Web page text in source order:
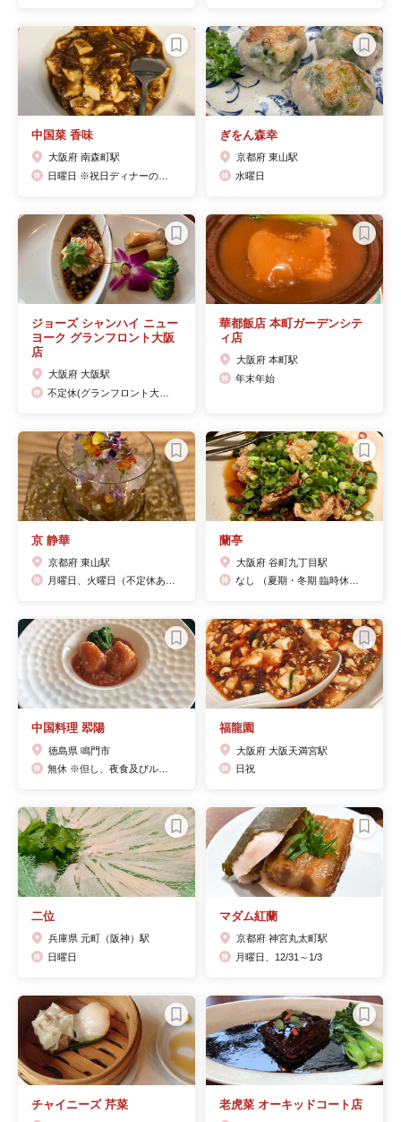
中国菜 香味
大阪府 南森町駅
ぎをん森幸
京都府 東山駅
水曜日
ジョーズ シャンハイ ニュー
ヨーク グランフロント大阪
店
大阪府 大阪駅
華都飯店 本町ガーデンシテ
ィ店
大阪府 本町駅
年末年始
京 静華
京都府 東山駅
蘭亭
大阪府 谷町九丁目駅
中国料理 翆陽
徳島県 鳴門市
福龍園
大阪府 大阪天満宮駅
日祝
二位
兵庫県 元町（阪神）駅
日曜日
マダム紅蘭
京都府 神宮丸太町駅
月曜日、12/31～1/3
チャイニーズ 芹菜 老虎菜 オーキッドコート店